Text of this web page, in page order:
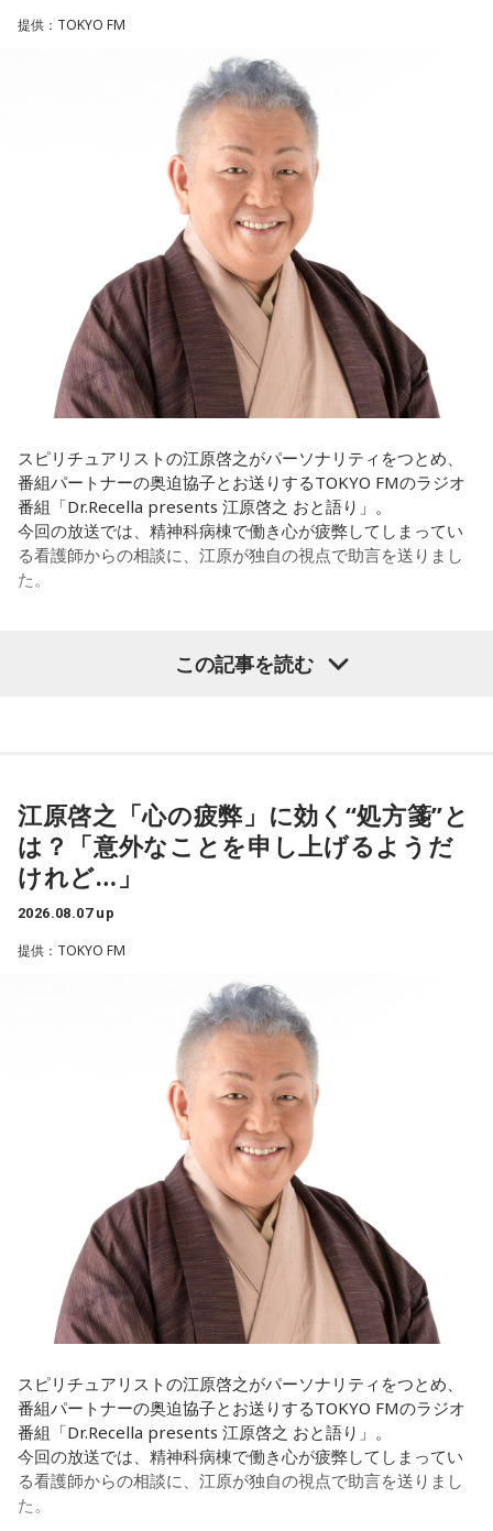
■パーソナリティ：中島健人
kenty@allnightnippon.com
■番組公式X：@Ann_Since1967
■番組ハッシュタグ：#中島健人ANN
た世界最大級の音楽フェスティバル「SXSW（サウス・バイ・
サウスウエスト）」の出演や中国ツアーの開催など、海外で
のライブも経験。そのほか、2019年公開の映画「惡の華」で
は主題歌と劇中歌を担当し、今年4月から放送されたテレビド
ラマ版「惡の華」では、たかはしほのかさんが劇伴を担当。
そして、今秋には初のアジアツアーの開催が決定していま
遠山：僕は「惡の華」が好きで、（テレビドラマ版ではW主
演の）あのちゃんと鈴木福くんがめちゃくちゃ素晴らしかっ
たですけど、そういうドラマの音楽って、どう作っていく
ほのか：私も今回初めて関わらせてもらったんですけど、今
まで作ってきたライブでやる曲やバンドでやる曲の作り方と
は全然違って……ドラマの映像にいかに没頭させるかが重要と
いうか。リーガルリリーでは、音楽を聴いてほしくて作って
いるんですけれど、ドラマの音楽は、映像を観てもらわない
といけないので、逆に聴いてもらったらダメなんですよ。だ
から、音楽を通して真逆な作り方を体験できて、めちゃめち
ゃ面白かったです。
ほのか・海：ありがとうございます。
潮：「コニファー」はテレビアニメ「これ描いて死ね」のエ
ンディングテーマとなっています。
ね？
遠山：この楽曲はどこから作り始めました？
ほのか：「これ描いて死ね」は、マンガを描くことを題材に
した作品なんですけど、まずは原作を読みました。それで、0
から1にするときに、心のなかで薪をくべて火種を燃やしてい
く。そして、風が吹いてめちゃめちゃ燃えていくみたいな。
そういったものを絶やさずに「自分だけでやっていくぞ！」
みたいな気持ちと、私がお家で音楽を作っているとき
の……“色”かな？ その色がすごく一致している部分があったの
で、今回はアニメのエンディングテーマとして曲を書かせて
もらったんですけど、結構パーソナルな部分が出た作品にな
りました。
遠山：自分自身の内面をすごく辿って探っている曲ですよ
ね？
ほのか：はい。私は「自分自身を分かってみたい」という気
持ちで作品を作っていて、もしかしたら皆さんも何かを作る
ときって、自分自身を分かってみたいから作るんじゃないか
なと思って、そういう曲を作りました。
提供：TOKYO FM
スピリチュアリストの江原啓之がパーソナリティをつとめ、
番組パートナーの奥迫協子とお送りするTOKYO FMのラジオ
番組「Dr.Recella presents 江原啓之 おと語り」。
今回の放送では、精神科病棟で働き心が疲弊してしまってい
る看護師からの相談に、江原が独自の視点で助言を送りまし
た。
れることがあります。病気だからと割り切って仕事に就いて
いるのですが、心が疲れてきています。私生活は充実してお
り、夫と新しく家を建てるためにも仕事は辞められません。
仕事がつらいからこそ私生活が充実する、幸せになるぞとい
の心持ちについてアドバイスをいただけないでしょうか？
――患者からの暴言や暴力に心が折れそうになりながらも、
過酷な現場で奮闘する看護師の相談に対し、江原は「意外な
ことを申し上げるようだけれど……」と前置きした上で、具体
的なアドバイスを提示しました。
江原：私はね、ちょっと意外なことを申し上げるようだけれ
ど、「体力」だと思います。やっぱり、ちゃんと食べて、よ
く寝る。で、やっぱり看護師さんって不規則でしょう？ 夜勤
とかね。いろいろとシフトがあるから、身体のコンディショ
ンを持っていくのがとっても大変だと思うの。
これ、ばかにならなくて、私、いつもフィジカルとスピリチ
ュアルというものは、いつも同じく同等に思わなきゃダメだ
と言っているんです。昔から「健全な身体に健全な精神宿
それは、例えばご病気の方とかはダメだとか、そういう風に
差別しているわけではなくてね。私達、コンディションが良
いと心のコンディションも良くなりません？ やっぱり、寝不
足のときってちょっとネガティブになっちゃったり、笑顔が
ちょっと欠けちゃったりね。
この記事を読む
江原啓之「心の疲弊」に効く“処方箋”と
は？「意外なことを申し上げるようだ
けれど…」
2026.08.07 up
提供：TOKYO FM
スピリチュアリストの江原啓之がパーソナリティをつとめ、
番組パートナーの奥迫協子とお送りするTOKYO FMのラジオ
番組「Dr.Recella presents 江原啓之 おと語り」。
今回の放送では、精神科病棟で働き心が疲弊してしまってい
る看護師からの相談に、江原が独自の視点で助言を送りまし
た。